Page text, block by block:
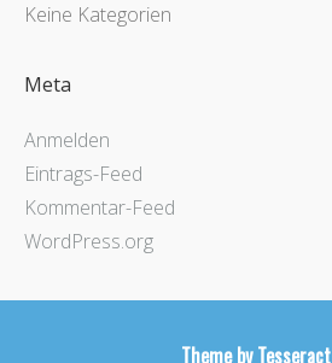
Keine Kategorien
Meta
Anmelden
Eintrags-Feed
Kommentar-Feed
WordPress.org
Theme by Tesseract